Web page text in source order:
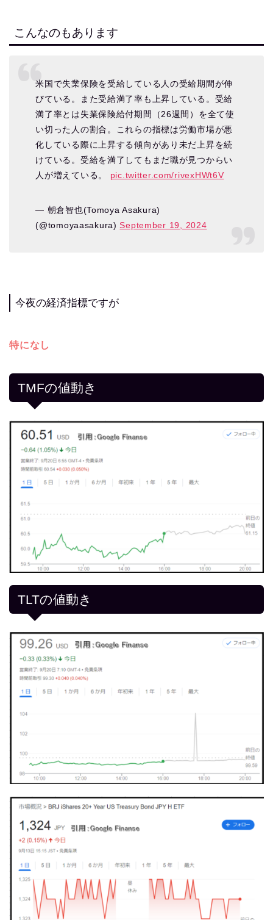
こんなのもあります
米国で失業保険を受給している人の受給期間が伸
びている。また受給満了率も上昇している。受給
満了率とは失業保険給付期間（26週間）を全て使
い切った人の割合。これらの指標は労働市場が悪
化している際に上昇する傾向があり未だ上昇を続
けている。受給を満了してもまだ職が見つからい
人が増えている。 pic.twitter.com/rivexHWt6V
— 朝倉智也(Tomoya Asakura)
(@tomoyaasakura)September 19, 2024
今夜の経済指標ですが
特になし
TMFの値動き
TLTの値動き